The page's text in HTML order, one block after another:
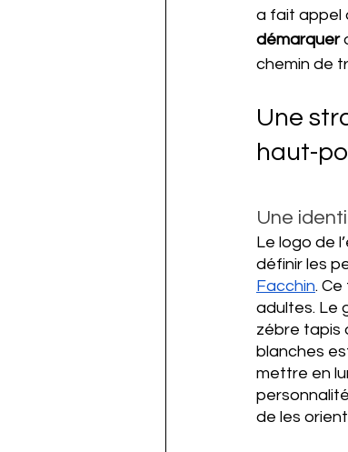
a fait appel
démarquer
chemin de
Une
haut-
Une
Le logo de
définir les
Facchin.
adultes. Le
zébre tapis
blanches
mettre en
de les